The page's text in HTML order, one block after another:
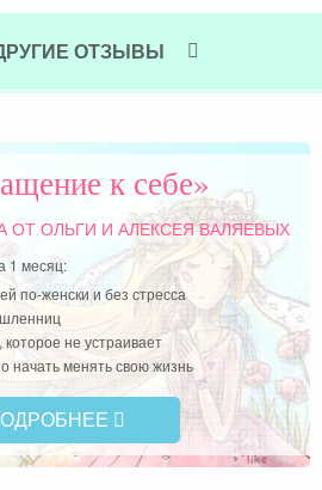
ОТЗЫВЫ
к себе»
ОТ ОЛЬГИ И АЛЕКСЕЯ ВАЛЯЕВЫХ
1 месяц:
по-женски и без стресса
не устраивает
начать менять свою жизнь